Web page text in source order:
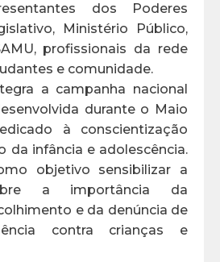
dos Poderes
Ministério Público,
profissionais da rede
e comunidade.
a campanha nacional
durante o Maio
à conscientização
da infância e adolescência.
objetivo sensibilizar a
a importância da
e da denúncia de
contra crianças e